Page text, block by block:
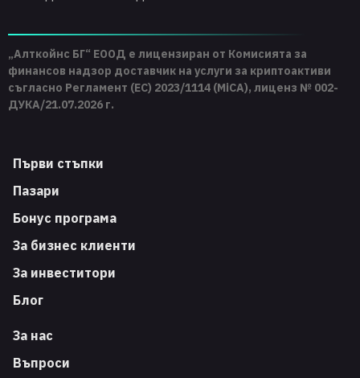
„Алткойнс БГ“ ЕООД е лицензиран от Комисията за
финансов надзор доставчик на услуги за криптоактиви
съгласно Регламент (ЕС) 2023/1114 (MiCA), лиценз № 002-
ДУКА/21.07.2026 г.
Първи стъпки
Пазари
Бонус програма
За бизнес клиенти
За инвеститори
Блог
За нас
Въпроси